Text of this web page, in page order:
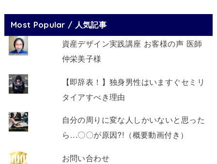
Most Popular / 人気記事
資産デザイン実践講座 お客様の声 医師
仲栄美子様
【即辞表！】独身男性はいますぐセミリ
タイアすべき理由
自分の周りに変な人しかいないと思った
ら…〇〇が原因?!（概要動画付き）
お問い合わせ